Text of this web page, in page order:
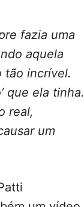
fazia uma
aquela
tão incrível.
que ela tinha.
real,
um